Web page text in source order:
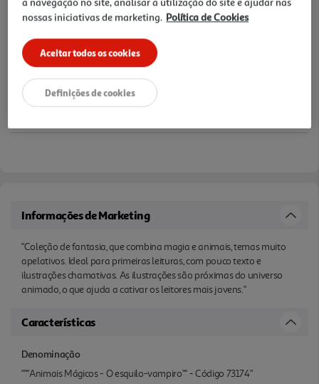
Informações de Marketing
"Coleção de fantasia, que combina magia e animais, temas muito
apelativos. Ideal para primeiras leituras, com pouco texto e
ilustrações chamativas. As ilustrações são próximas do universo
animado, o que ajuda a cativar os leitores mais jovens."
Características
Denominação
"""Animais Mágicos - O esquilo-vampiro"" - Código 73174"
nossas iniciativas de marketing. Política de Cookies
Aceitar todos os cookies
Definições de cookies